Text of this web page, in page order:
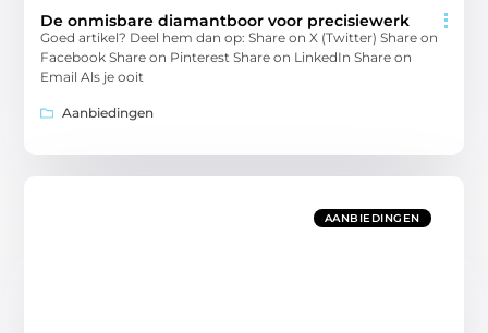
De onmisbare diamantboor voor precisiewerk
Goed artikel? Deel hem dan op: Share on X (Twitter) Share on
Facebook Share on Pinterest Share on LinkedIn Share on
Email Als je ooit
Aanbiedingen
AANBIEDINGEN